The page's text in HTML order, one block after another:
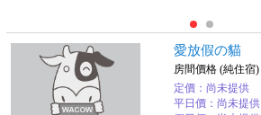
愛放假の貓
房間價格 (純住宿)
定價：尚未提供
平日價：尚未提供